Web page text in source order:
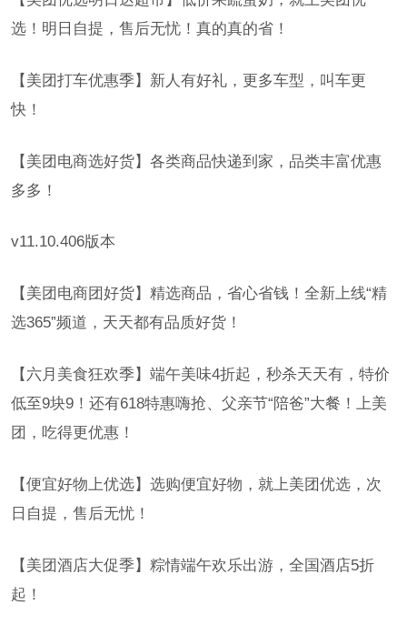
选！明日自提，售后无忧！真的真的省！
【美团打车优惠季】新人有好礼，更多车型，叫车更
快！
【美团电商选好货】各类商品快递到家，品类丰富优惠
多多！
v11.10.406版本
【美团电商团好货】精选商品，省心省钱！全新上线“精
选365”频道，天天都有品质好货！
【六月美食狂欢季】端午美味4折起，秒杀天天有，特价
低至9块9！还有618特惠嗨抢、父亲节“陪爸”大餐！上美
团，吃得更优惠！
【便宜好物上优选】选购便宜好物，就上美团优选，次
日自提，售后无忧！
【美团酒店大促季】粽情端午欢乐出游，全国酒店5折
起！